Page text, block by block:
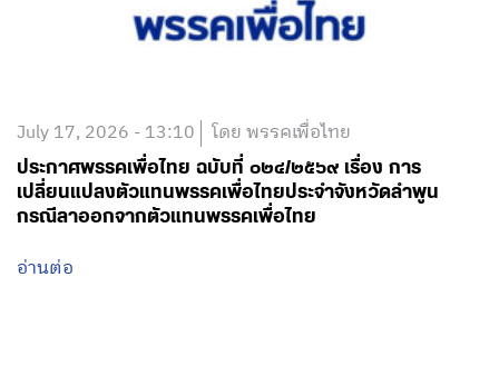
July 17, 2026 - 13:10 โดย พรรคเพื่อไทย
ประกาศพรรคเพื่อไทย ฉบับที่ ๐๒๔/๒๕๖๙ เรื่อง การ
เปลี่ยนแปลงตัวแทนพรรคเพื่อไทยประจำจังหวัดลำพูน
กรณีลาออกจากตัวแทนพรรคเพื่อไทย
อ่านต่อ